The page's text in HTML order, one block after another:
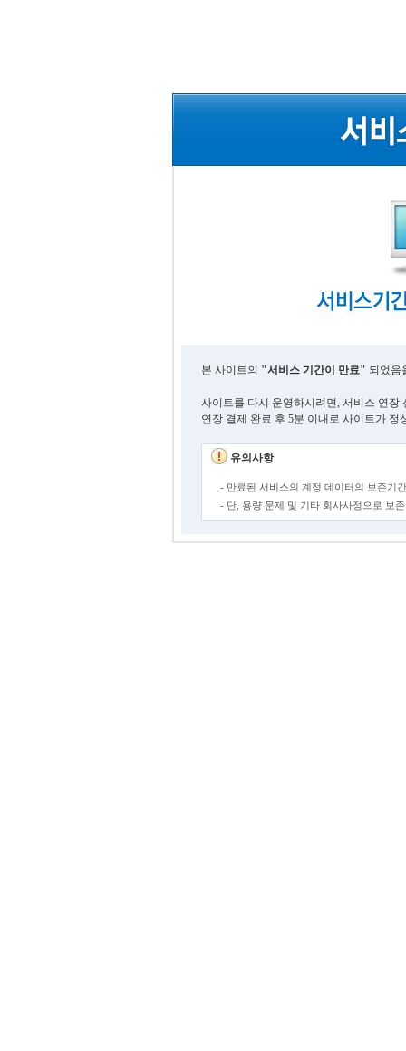
본 사이트의 "서비스 기간이 만료" 되었음
사이트를 다시 운영하시려면, 서비스 연장
연장 결제 완료 후 5분 이내로 사이트가 정
유의사항
- 만료된 서비스의 계정 데이터의 보존기
- 단, 용량 문제 및 기타 회사사정으로 보